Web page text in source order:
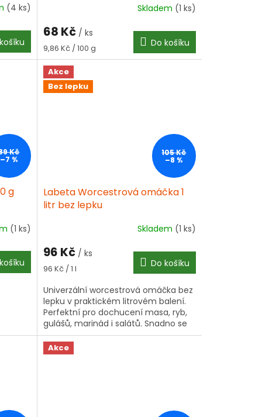
(4 ks) Skladem (1 ks)
68 Kč / ks
Měrná
cena:
9,86 Kč / 100 g Do košíku
Kč
–7 %
g
(1 ks)
Akce
Bez lepku
105 Kč
–8 %
Labeta Worcestrová omáčka 1
litr bez lepku
Skladem (1 ks)
96 Kč / ks
Měrná
96 Kč / 1 l Do košíku
Univerzální worcestrová omáčka bez
lepku v praktickém litrovém balení.
Perfektní pro dochucení masa, ryb,
gulášů, marinád i salátů. Snadno se
dávkuje podle chuti.
Akce